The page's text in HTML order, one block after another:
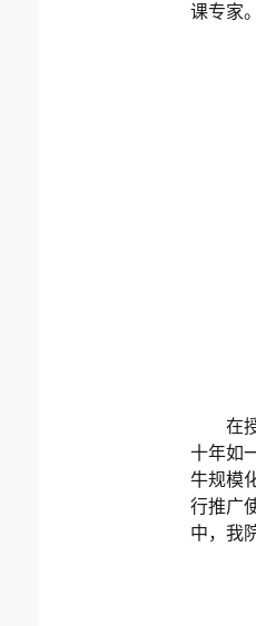
课专家
在
十年如
牛规模
行推广
中，我